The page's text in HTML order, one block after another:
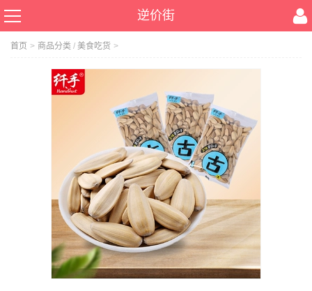
逆价街
首页 > 商品分类 / 美食吃货 >